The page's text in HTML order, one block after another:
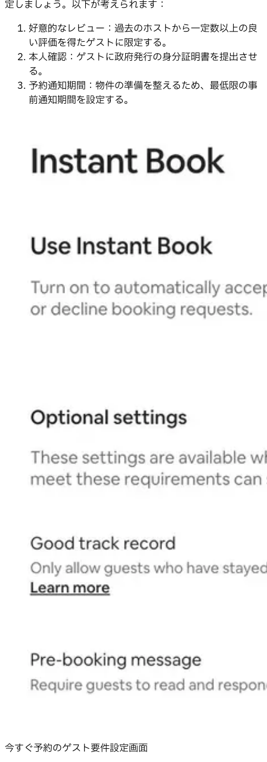
定しましょう。以下が考えられます：
好意的なレビュー：過去のホストから一定数以上の良
い評価を得たゲストに限定する。
本人確認：ゲストに政府発行の身分証明書を提出させ
る。
予約通知期間：物件の準備を整えるため、最低限の事
前通知期間を設定する。
今すぐ予約のゲスト要件設定画面